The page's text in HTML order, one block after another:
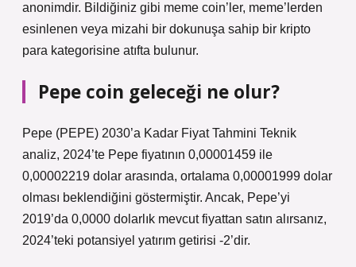
anonimdir. Bildiğiniz gibi meme coin’ler, meme’lerden
esinlenen veya mizahi bir dokunuşa sahip bir kripto
para kategorisine atıfta bulunur.
Pepe coin geleceği ne olur?
Pepe (PEPE) 2030’a Kadar Fiyat Tahmini Teknik
analiz, 2024’te Pepe fiyatının 0,00001459 ile
0,00002219 dolar arasında, ortalama 0,00001999 dolar
olması beklendiğini göstermiştir. Ancak, Pepe’yi
2019’da 0,0000 dolarlık mevcut fiyattan satın alırsanız,
2024’teki potansiyel yatırım getirisi -2’dir.